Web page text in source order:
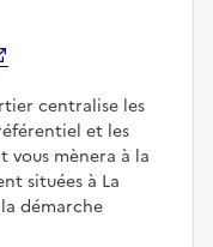
centralise les
et les
vous mènera à la
situées à La
démarche